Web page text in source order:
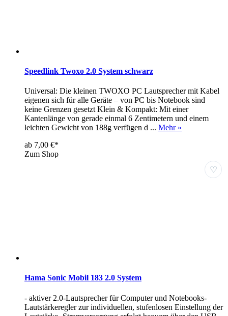
Speedlink Twoxo 2.0 System schwarz
Universal: Die kleinen TWOXO PC Lautsprecher mit Kabel
eigenen sich für alle Geräte – von PC bis Notebook sind
keine Grenzen gesetzt Klein & Kompakt: Mit einer
Kantenlänge von gerade einmal 6 Zentimetern und einem
leichten Gewicht von 188g verfügen d ... Mehr »
ab 7,00 €*
Zum Shop
♡
Hama Sonic Mobil 183 2.0 System
- aktiver 2.0-Lautsprecher für Computer und Notebooks-
Lautstärkeregler zur individuellen, stufenlosen Einstellung der